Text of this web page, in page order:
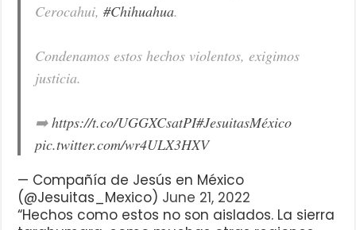
Cerocahui,#Chihuahua.
Condenamos estos hechos violentos, exigimos
justicia.
➡️https://t.co/UGGXCsatPI#JesuitasMéxico
pic.twitter.com/wr4ULX3HXV
— Compañía de Jesús en México
(@Jesuitas_Mexico) June 21, 2022
“Hechos como estos no son aislados. La sierra